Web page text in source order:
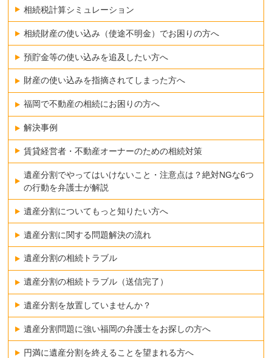
相続税計算シミュレーション
相続財産の使い込み（使途不明金）でお困りの方へ
預貯金等の使い込みを追及したい方へ
財産の使い込みを指摘されてしまった方へ
福岡で不動産の相続にお困りの方へ
解決事例
賃貸経営者・不動産オーナーのための相続対策
遺産分割でやってはいけないこと・注意点は？絶対NGな6つ
の行動を弁護士が解説
遺産分割についてもっと知りたい方へ
遺産分割に関する問題解決の流れ
遺産分割の相続トラブル
遺産分割の相続トラブル（送信完了）
遺産分割を放置していませんか？
遺産分割問題に強い福岡の弁護士をお探しの方へ
円満に遺産分割を終えることを望まれる方へ